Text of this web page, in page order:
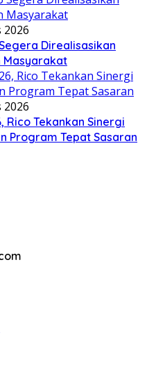
2026
Direalisasikan
Masyarakat
2026
Rico Tekankan Sinergi
Program Tepat Sasaran